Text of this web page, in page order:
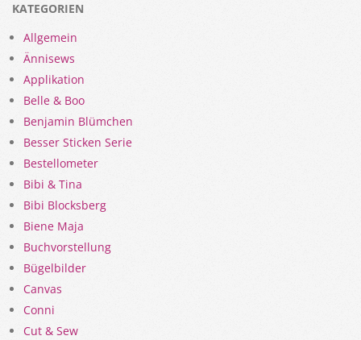
KATEGORIEN
Allgemein
Ännisews
Applikation
Belle & Boo
Benjamin Blümchen
Besser Sticken Serie
Bestellometer
Bibi & Tina
Bibi Blocksberg
Biene Maja
Buchvorstellung
Bügelbilder
Canvas
Conni
Cut & Sew